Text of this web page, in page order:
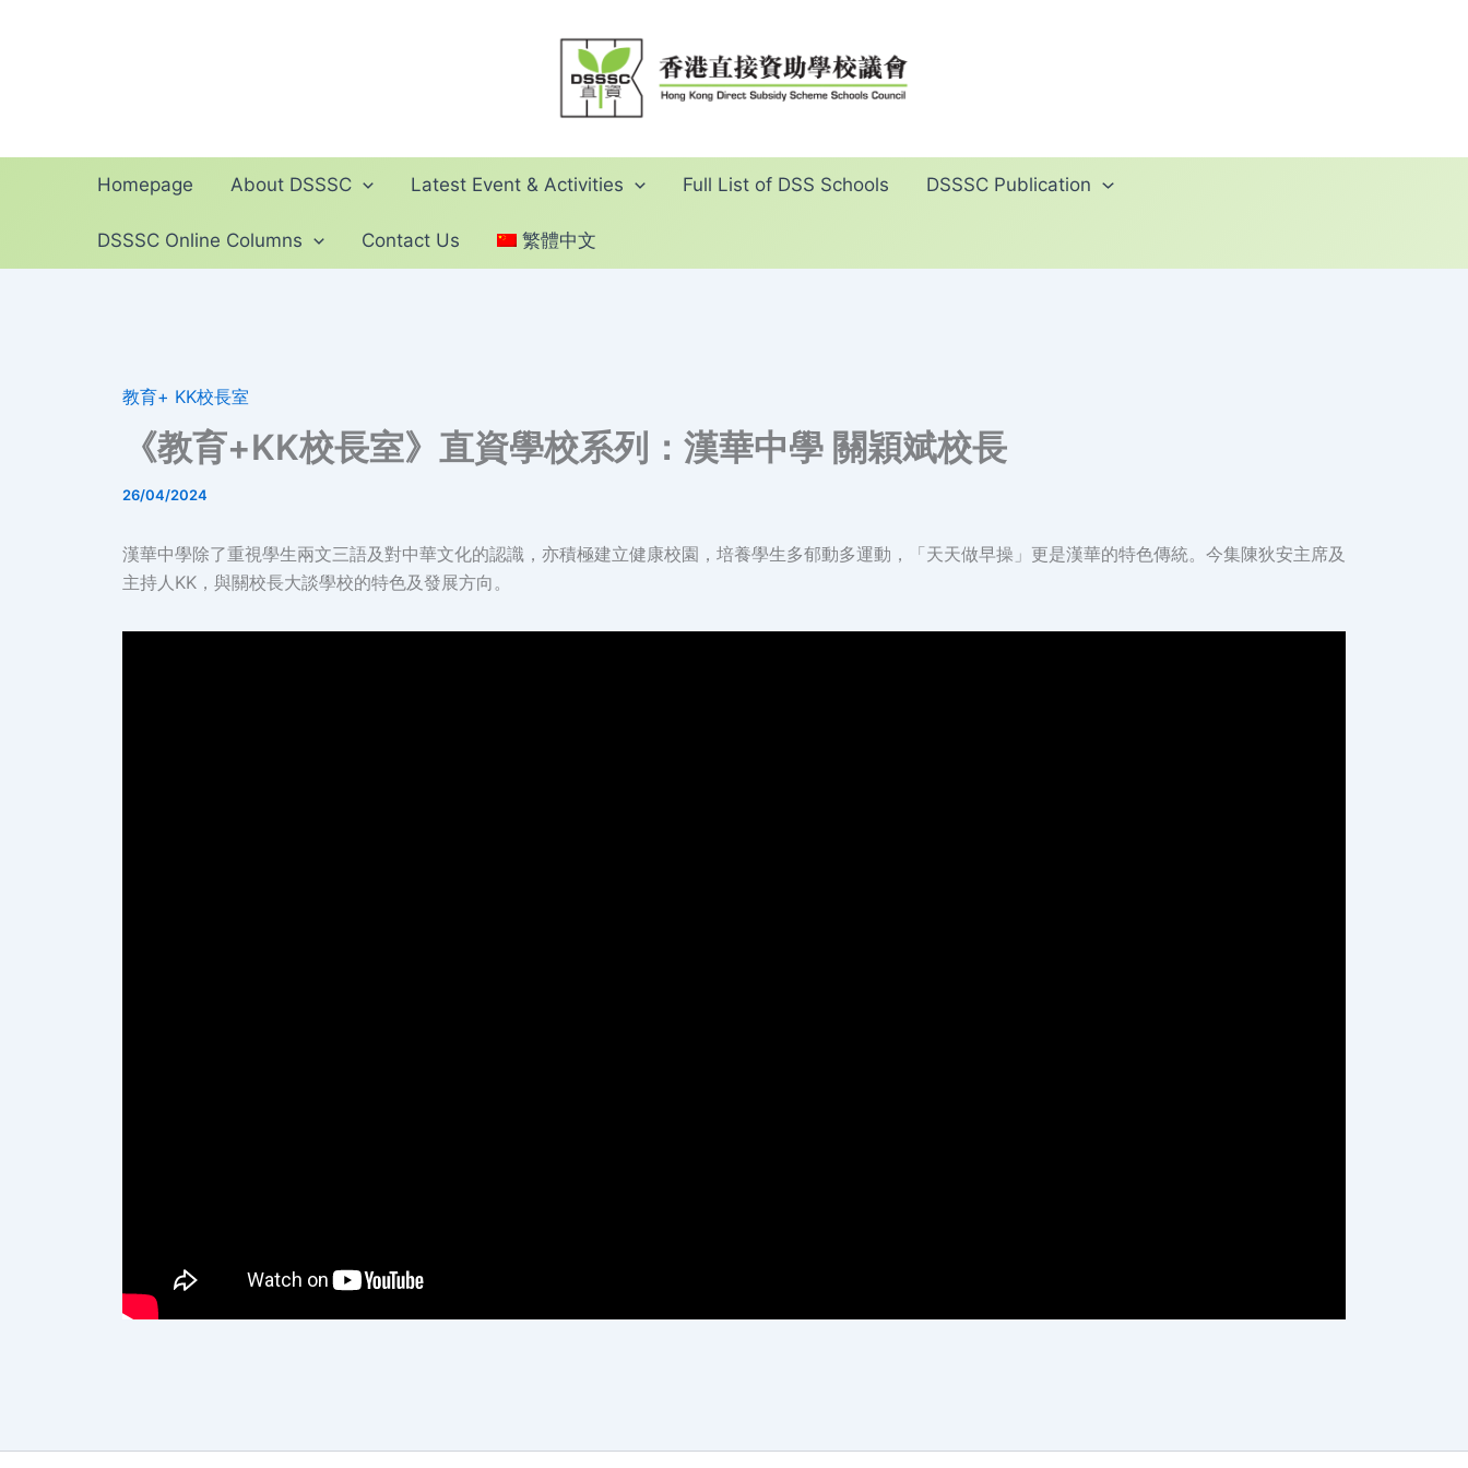
Homepage About DSSSC Latest Event & Activities Full List of DSS Schools DSSSC Publication
DSSSC Online Columns Contact Us 繁體中文
教育+ KK校長室
《教育+KK校長室》直資學校系列：漢華中學 關穎斌校長
26/04/2024
漢華中學除了重視學生兩文三語及對中華文化的認識，亦積極建立健康校園，培養學生多郁動多運動，「天天做早操」更是漢華的特色傳統。今集陳狄安主席及
主持人KK，與關校長大談學校的特色及發展方向。